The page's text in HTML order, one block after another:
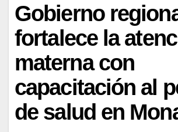
Gobierno
fortalece la
materna con
capacitación al
de salud en